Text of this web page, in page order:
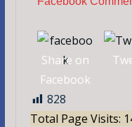
Share on
Facebook
828
Total Page Visits: